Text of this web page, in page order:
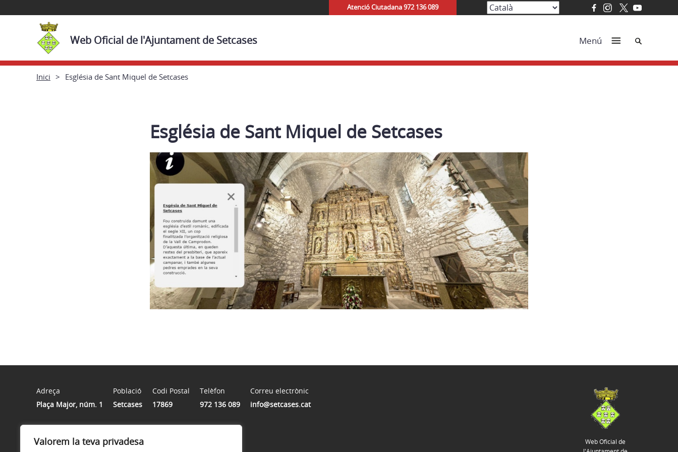
Valorem la teva privadesa
Atenció Ciutadana 972 136 089
Web Oficial de l'Ajuntament de Setcases Menú Cerca
Inici Església de Sant Miquel de Setcases
Església de Sant Miquel de Setcases
Adreça
Plaça Major, núm. 1
Població
Setcases
Codi Postal
17869
Telèfon
972 136 089
Correu electrònic
info@setcases.cat
Horari
Web Oficial de